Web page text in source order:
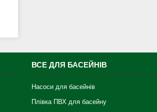
ВСЕ ДЛЯ БАСЕЙНІВ
Насоси для басейнів
Плівка ПВХ для басейну